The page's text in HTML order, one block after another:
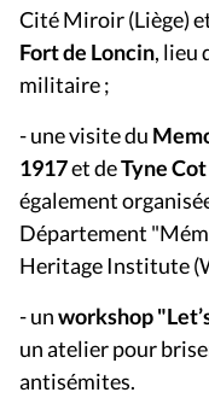
Cité Miroir (Liège)
Fort de Loncin, lieu
militaire ;
- une visite du
1917et deTyne
également
Département
Heritage Institute
- unworkshop
un atelier pour
antisémites.